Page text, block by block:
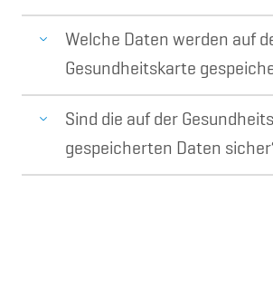
Welche Daten werden auf
Gesundheitskarte
Sind die auf der
gespeicherten Daten